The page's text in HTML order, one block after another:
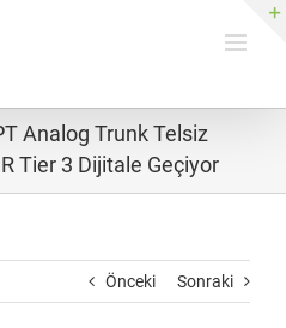
Analog Trunk Telsiz
Tier 3 Dijitale Geçiyor
Önceki Sonraki